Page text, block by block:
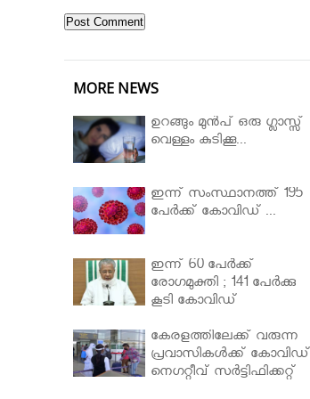
MORE NEWS
ഉറങ്ങും മുന്‍പ് ഒരു ഗ്ലാസ്സ്
വെള്ളം കുടിക്കൂ...
ഇന്ന് സംസ്ഥാനത്ത് 195
പേര്‍ക്ക് കോവിഡ് ...
ഇന്ന് 60 പേർക്ക്
രോഗമുക്തി ; 141 പേര്‍ക്കു
കൂടി കോവിഡ്
കേരളത്തിലേക്ക് വരുന്ന
പ്രവാസികള്‍ക്ക് കോവിഡ്
നെഗറ്റീവ് സര്‍ട്ടിഫിക്കറ്റ്